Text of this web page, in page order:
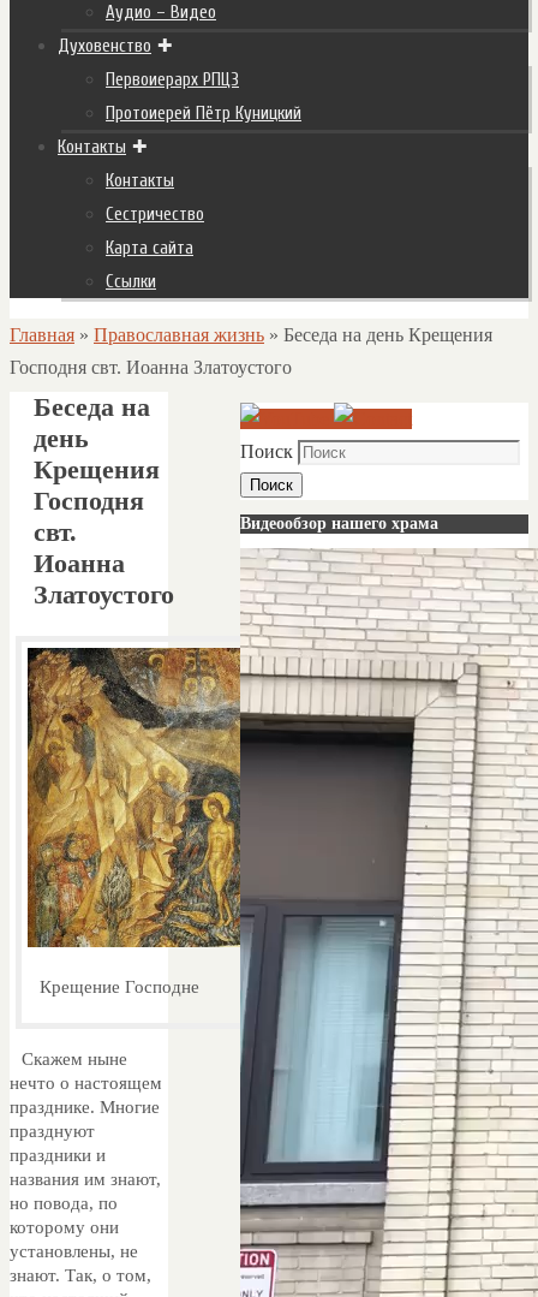
Аудио – Видео
Духовенство
Первоиерарх РПЦЗ
Протоиерей Пётр Куницкий
Контакты
Контакты
Сестричество
Карта сайта
Ссылки
Главная » Православная жизнь » Беседа на день Крещения
Господня свт. Иоанна Златоустого
Беседа на
день
Крещения
Господня
свт.
Иоанна
Златоустого
Крещение Господне
Скажем ныне
нечто о настоящем
празднике. Многие
празднуют
праздники и
названия им знают,
но повода, по
которому они
установлены, не
знают. Так, о том,
Поиск
Поиск
Видеообзор нашего храма